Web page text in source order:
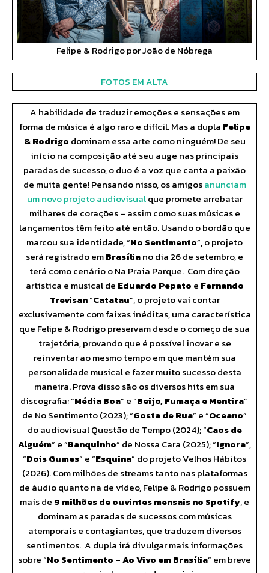
Felipe & Rodrigo por João de Nóbrega
FOTOS EM ALTA
A habilidade de traduzir emoções e sensações em
forma de música é algo raro e difícil. Mas a dupla Felipe
& Rodrigo dominam essa arte como ninguém! De seu
início na composição até seu auge nas principais
paradas de sucesso, o duo é a voz que canta a paixão
de muita gente! Pensando nisso, os amigosanunciam
um novo projeto audiovisualque promete arrebatar
milhares de corações – assim como suas músicas e
lançamentos têm feito até então. Usando o bordão que
marcou sua identidade, “No Sentimento”, o projeto
será registrado emBrasíliano dia 26 de setembro, e
terá como cenário o Na Praia Parque. Com direção
artística e musical de Eduardo Pepato e Fernando
Trevisan“Catatau”, o projeto vai contar
exclusivamente com faixas inéditas, uma característica
que Felipe & Rodrigo preservam desde o começo de sua
trajetória, provando que é possível inovar e se
reinventar ao mesmo tempo em que mantém sua
personalidade musical e fazer muito sucesso desta
maneira. Prova disso são os diversos hits em sua
discografia: “Média Boa” e “Beijo, Fumaça e Mentira”
de No Sentimento (2023); “Gosta de Rua” e “Oceano”
do audiovisual Questão de Tempo (2024); “Caos de
Alguém” e “Banquinho” de Nossa Cara (2025); “Ignora”,
“Dois Gumes” e “Esquina” do projeto Velhos Hábitos
(2026). Com milhões de streams tanto nas plataformas
de áudio quanto na de vídeo, Felipe & Rodrigo possuem
mais de 9 milhões de ouvintes mensais no Spotify, e
dominam as paradas de sucessos com músicas
atemporais e contagiantes, que traduzem diversos
sentimentos. A dupla irá divulgar mais informações
sobre “No Sentimento – Ao Vivo em Brasília” em breve